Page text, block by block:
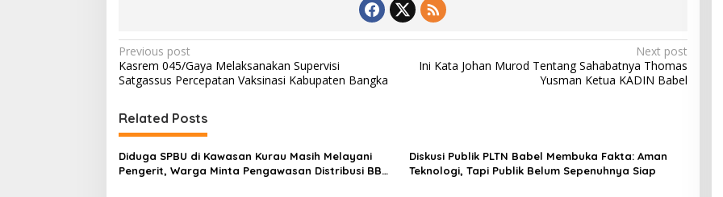
P
o
t
n
a
Previous post
Kasrem 045/Gaya Melaksanakan Supervisi
Satgassus Percepatan Vaksinasi Kabupaten Bangka
Next post
Ini Kata Johan Murod Tentang Sahabatnya Thomas
Yusman Ketua KADIN Babel
Related Posts
Diduga SPBU di Kawasan Kurau Masih Melayani
Pengerit, Warga Minta Pengawasan Distribusi BBM
Diskusi Publik PLTN Babel Membuka Fakta: Aman
Teknologi, Tapi Publik Belum Sepenuhnya Siap